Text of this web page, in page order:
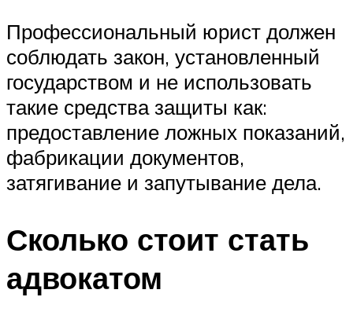
Профессиональный юрист должен
соблюдать закон, установленный
государством и не использовать
такие средства защиты как:
предоставление ложных показаний,
фабрикации документов,
затягивание и запутывание дела.
Сколько стоит стать
адвокатом